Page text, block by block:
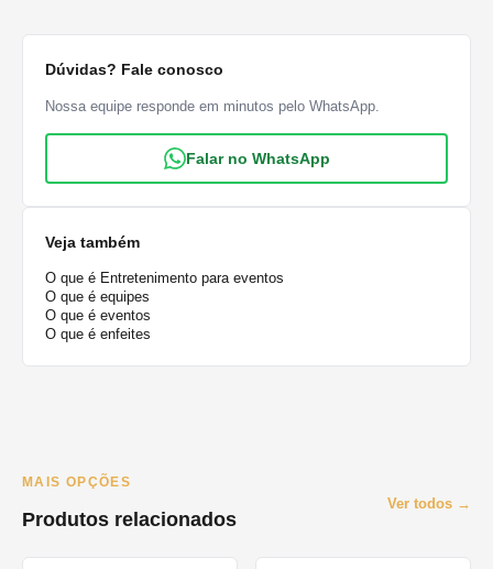
Dúvidas? Fale conosco
Nossa equipe responde em minutos pelo WhatsApp.
Falar no WhatsApp
Veja também
O que é Entretenimento para eventos
O que é equipes
O que é eventos
O que é enfeites
MAIS OPÇÕES
Produtos relacionados
Ver todos →